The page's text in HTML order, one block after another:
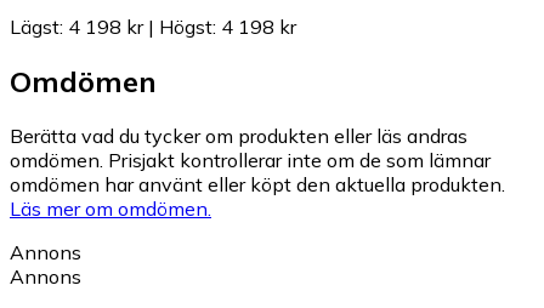
Lägst: 4 198 kr| Högst: 4 198 kr
Omdömen
Berätta vad du tycker om produkten eller läs andras
omdömen. Prisjakt kontrollerar inte om de som lämnar
omdömen har använt eller köpt den aktuella produkten.
Läs mer om omdömen.
Annons
Annons